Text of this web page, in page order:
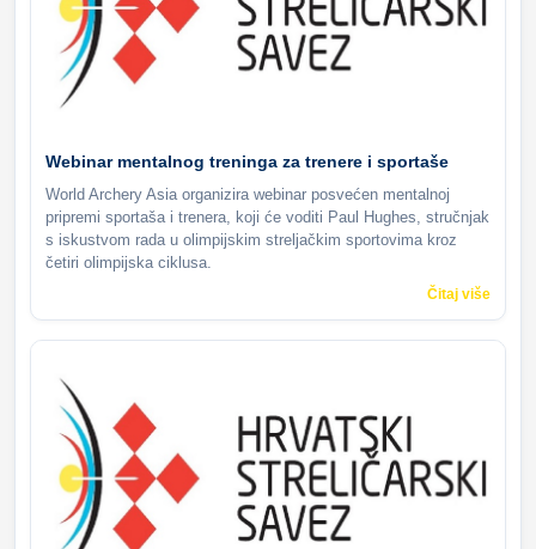
Webinar mentalnog treninga za trenere i sportaše
World Archery Asia organizira webinar posvećen mentalnoj
pripremi sportaša i trenera, koji će voditi Paul Hughes, stručnjak
s iskustvom rada u olimpijskim streljačkim sportovima kroz
četiri olimpijska ciklusa.
Čitaj više